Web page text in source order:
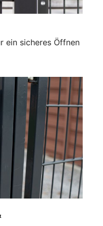
ein sicheres Öffnen